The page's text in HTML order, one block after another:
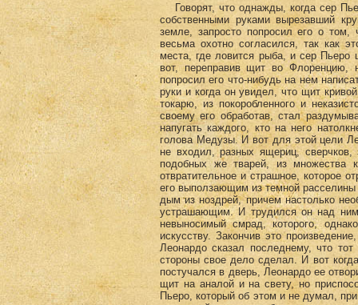
Говорят, что однажды, когда сер
собственными руками вырезавший
земле, запросто попросил его о
весьма охотно согласился, так как
места, где ловится рыба, и сер Пьеро
вот, переправив щит во Флоренцию,
попросил его что-нибудь на нем
руки и когда он увидел, что щит
токарю, из покоробленного и
своему его обработав, стал
напугать каждого, кто на него
голова Медузы. И вот для этой цели
не входил, разных ящериц, сверчков,
подобных же тварей, из множества
отвратительное и страшное, которое
его выползающим из темной
дым из ноздрей, причем настолько
устрашающим. И трудился он над ним
невыносимый смрад, которого,
искусству. Закончив это
Леонардо сказал последнему, что
стороны свое дело сделал. И вот
постучался в дверь, Леонардо ее
щит на аналой и на свету, но
Пьеро, который об этом и не думал,